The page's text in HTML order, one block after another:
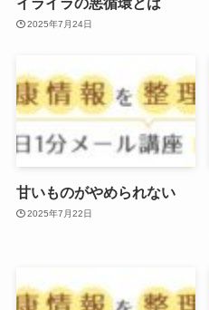
2025年7月24日
甘いものがやめられない
2025年7月22日